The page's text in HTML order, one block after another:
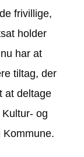
frivillige,
holder
har at
tiltag, der
at deltage
og
Kommune.